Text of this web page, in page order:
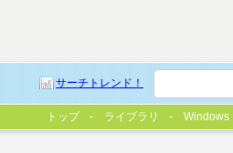
サーチトレンド！
トップ ライブラリ Windows